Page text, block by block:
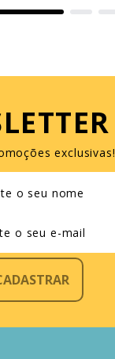
exclusivas!